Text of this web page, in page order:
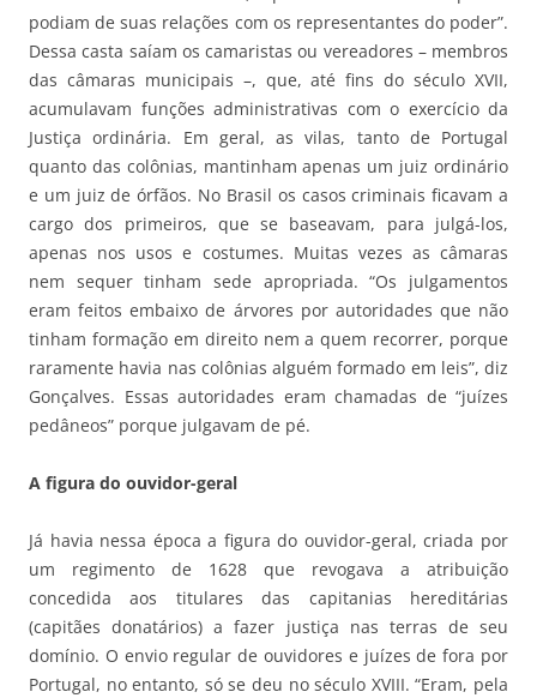
podiam de suas relações com os representantes do poder”.
Dessa casta saíam os camaristas ou vereadores – membros
das câmaras municipais –, que, até fins do século XVII,
acumulavam funções administrativas com o exercício da
Justiça ordinária. Em geral, as vilas, tanto de Portugal
quanto das colônias, mantinham apenas um juiz ordinário
e um juiz de órfãos. No Brasil os casos criminais ficavam a
cargo dos primeiros, que se baseavam, para julgá-los,
apenas nos usos e costumes. Muitas vezes as câmaras
nem sequer tinham sede apropriada. “Os julgamentos
eram feitos embaixo de árvores por autoridades que não
tinham formação em direito nem a quem recorrer, porque
raramente havia nas colônias alguém formado em leis”, diz
Gonçalves. Essas autoridades eram chamadas de “juízes
pedâneos” porque julgavam de pé.
A figura do ouvidor-geral
Já havia nessa época a figura do ouvidor-geral, criada por
um regimento de 1628 que revogava a atribuição
concedida aos titulares das capitanias hereditárias
(capitães donatários) a fazer justiça nas terras de seu
domínio. O envio regular de ouvidores e juízes de fora por
Portugal, no entanto, só se deu no século XVIII. “Eram, pela